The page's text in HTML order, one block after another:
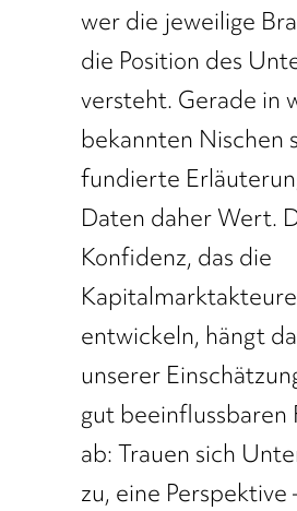
wer die jeweilige
die Position des
versteht. Gerade in
bekannten Nischen
fundierte
Daten daher Wert.
Konfidenz, das die
Kapitalmarktakteure
entwickeln, hängt
unserer
gut beeinflussbaren
ab: Trauen sich
zu, eine Perspektive